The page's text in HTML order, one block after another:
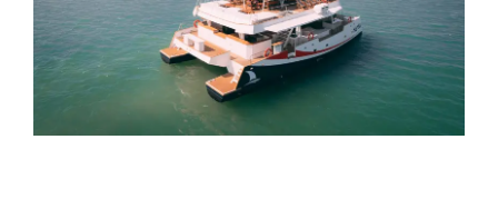
KNEIPENTOUREN & NACHTLEBEN
GASTRONOMISCHE TOUREN